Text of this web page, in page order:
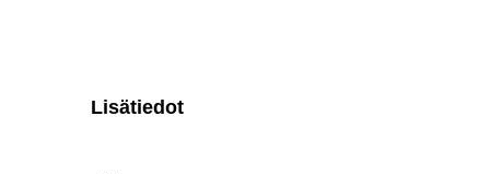
Lisätiedot